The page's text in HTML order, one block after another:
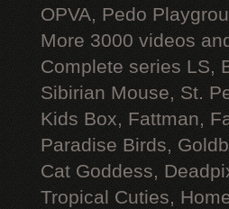
OPVA, Pedo
More 3000 videos
Complete series LS,
Sibirian Mouse, St.
Kids Box, Fattman,
Paradise Birds,
Cat Goddess,
Tropical Cuties,